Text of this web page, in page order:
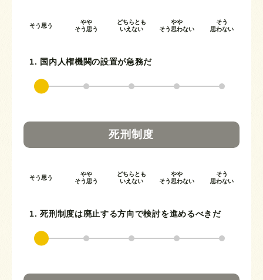
そう思う
やや
そう思う
どちらとも
いえない
やや
そう思わない
そう
思わない
1. 国内人権機関の設置が急務だ
死刑制度
そう思う
やや
そう思う
どちらとも
いえない
やや
そう思わない
そう
思わない
1. 死刑制度は廃止する方向で検討を進めるべきだ